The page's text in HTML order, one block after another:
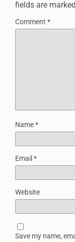
fields are marked
Comment *
Name*
Email *
Website
Save my name,